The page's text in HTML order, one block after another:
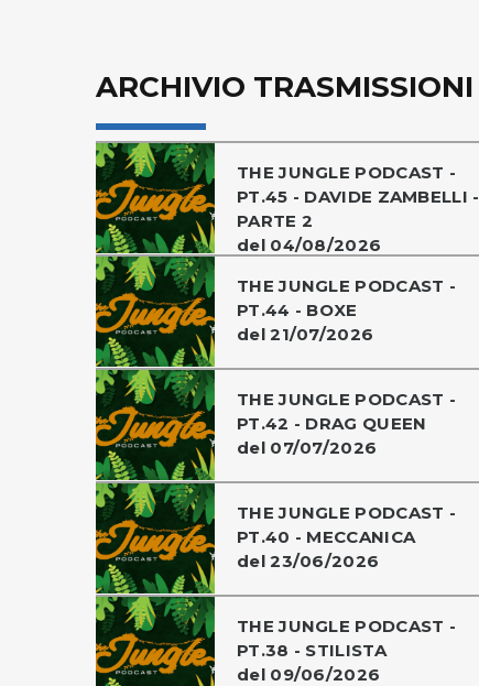
ARCHIVIO TRASMISSIONI
THE JUNGLE PODCAST -
PT.45 - DAVIDE ZAMBELLI -
PARTE 2
del 04/08/2026
THE JUNGLE PODCAST -
PT.44 - BOXE
del 21/07/2026
THE JUNGLE PODCAST -
PT.42 - DRAG QUEEN
del 07/07/2026
THE JUNGLE PODCAST -
PT.40 - MECCANICA
del 23/06/2026
THE JUNGLE PODCAST -
PT.38 - STILISTA
del 09/06/2026